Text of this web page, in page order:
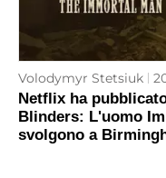
Volodymyr Stetsiuk
Netflix ha
Blinders: L'uomo
svolgono a